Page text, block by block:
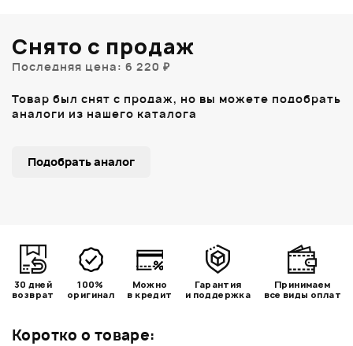
Коротко о товаре:
Снято с продаж
Последняя цена: 6 220 ₽
Товар был снят с продаж, но вы можете подобрать
аналоги из нашего каталога
Подобрать аналог
30 дней
возврат
100%
оригинал
Можно
в кредит
Гарантия
и поддержка
Принимаем
все виды оплат